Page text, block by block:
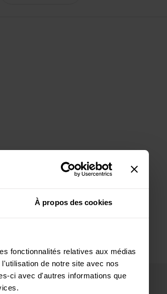
À propos des cookies
fonctionnalités relatives aux médias
de notre site avec nos
ci avec d'autres informations que